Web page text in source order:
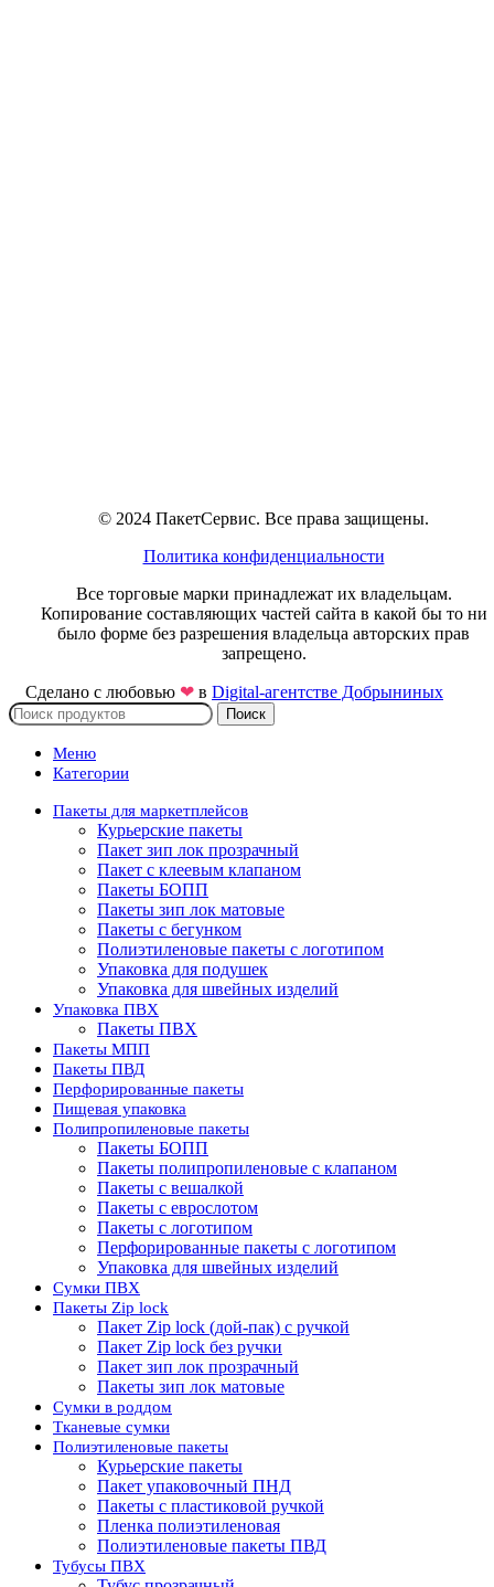
© 2024 ПакетСервис. Все права защищены.
Политика конфиденциальности
Все торговые марки принадлежат их владельцам.
Копирование составляющих частей сайта в какой бы то ни
было форме без разрешения владельца авторских прав
запрещено.
Сделано с любовью ❤ в Digital-агентстве Добрыниных
Поиск
Меню
Категории
Пакеты для маркетплейсов
Курьерские пакеты
Пакет зип лок прозрачный
Пакет с клеевым клапаном
Пакеты БОПП
Пакеты зип лок матовые
Пакеты с бегунком
Полиэтиленовые пакеты с логотипом
Упаковка для подушек
Упаковка для швейных изделий
Упаковка ПВХ
Пакеты ПВХ
Пакеты МПП
Пакеты ПВД
Перфорированные пакеты
Пищевая упаковка
Полипропиленовые пакеты
Пакеты БОПП
Пакеты полипропиленовые с клапаном
Пакеты с вешалкой
Пакеты с еврослотом
Пакеты с логотипом
Перфорированные пакеты с логотипом
Упаковка для швейных изделий
Сумки ПВХ
Пакеты Zip lock
Пакет Zip lock (дой-пак) с ручкой
Пакет Zip lock без ручки
Пакет зип лок прозрачный
Пакеты зип лок матовые
Сумки в роддом
Тканевые сумки
Полиэтиленовые пакеты
Курьерские пакеты
Пакет упаковочный ПНД
Пакеты с пластиковой ручкой
Пленка полиэтиленовая
Полиэтиленовые пакеты ПВД
Тубусы ПВХ